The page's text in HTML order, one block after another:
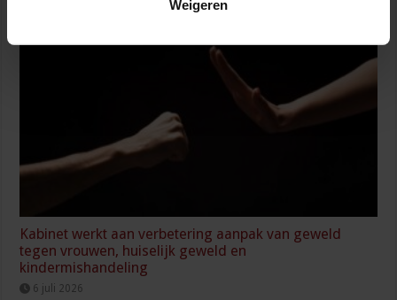
Weigeren
Kabinet werkt aan verbetering aanpak van geweld
tegen vrouwen, huiselijk geweld en
kindermishandeling
6 juli 2026